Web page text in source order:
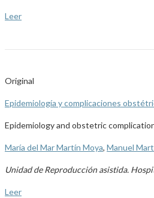
Leer
Original
Epidemiología y complicaciones
Epidemiology and obstetric
María del Mar Martín Moya, Manuel
Unidad de Reproducción asistida.
Leer